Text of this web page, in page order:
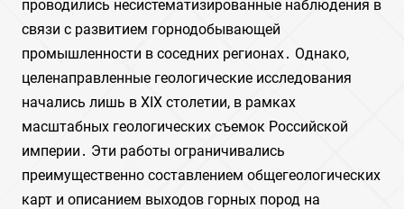
проводились несистематизированные наблюдения в
связи с развитием горнодобывающей
промышленности в соседних регионах․ Однако,
целенаправленные геологические исследования
начались лишь в XIX столетии, в рамках
масштабных геологических съемок Российской
империи․ Эти работы ограничивались
преимущественно составлением общегеологических
карт и описанием выходов горных пород на